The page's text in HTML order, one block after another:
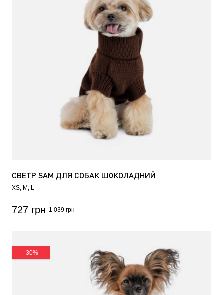
СВЕТР SAM ДЛЯ СОБАК ШОКОЛАДНИЙ
XS M L
727 грн 1 039 грн
-30%